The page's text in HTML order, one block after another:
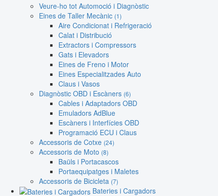
Veure-ho tot Automoció i Diagnòstic
Eines de Taller Mecànic (1)
Aire Condicionat i Refrigeració
Calat i Distribució
Extractors i Compressors
Gats i Elevadors
Eines de Freno i Motor
Eines Especialitzades Auto
Claus i Vasos
Diagnòstic OBD i Escàners (6)
Cables i Adaptadors OBD
Emuladors AdBlue
Escàners i Interfícies OBD
Programació ECU i Claus
Accessoris de Cotxe (24)
Accessoris de Moto (8)
Baüls i Portacascos
Portaequipatges i Maletes
Accessoris de Bicicleta (7)
Bateries i Cargadors